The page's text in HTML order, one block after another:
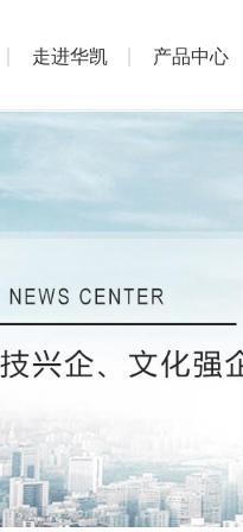
走进华凯 产品中心